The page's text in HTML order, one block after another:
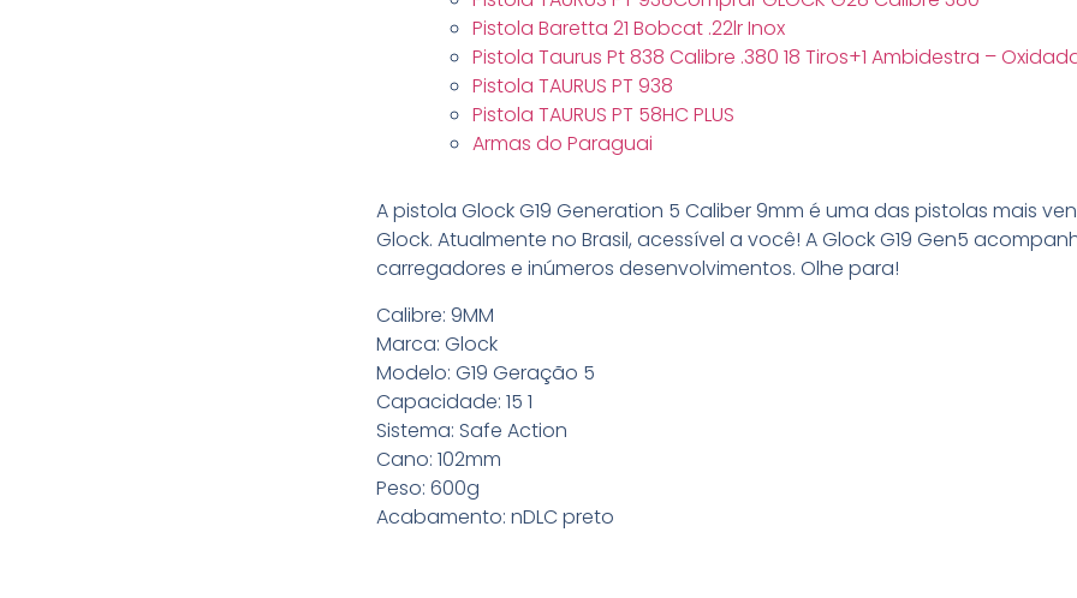
Pistola Baretta 21 Bobcat .22lr Inox
Pistola Taurus Pt 838 Calibre .380 18 Tiros+1 Ambidestra –
Pistola TAURUS PT 938
Pistola TAURUS PT 58HC PLUS
Armas do Paraguai
A pistola Glock G19 Generation 5 Caliber 9mm é uma das pistolas mais
Glock. Atualmente no Brasil, acessível a você! A Glock G19 Gen5
carregadores e inúmeros desenvolvimentos. Olhe para!
Calibre: 9MM
Marca: Glock
Modelo: G19 Geração 5
Capacidade: 15 1
Sistema: Safe Action
Cano: 102mm
Peso: 600g
Acabamento: nDLC preto